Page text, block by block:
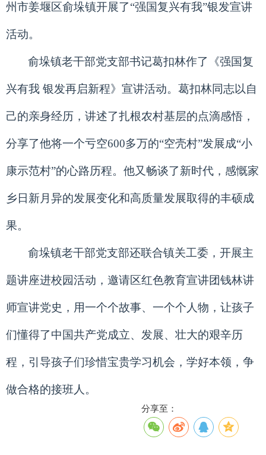
州市姜堰区俞垛镇开展了“强国复兴有我”银发宣讲
活动。
俞垛镇老干部党支部书记葛扣林作了《强国复
兴有我 银发再启新程》宣讲活动。葛扣林同志以自
己的亲身经历，讲述了扎根农村基层的点滴感悟，
分享了他将一个亏空600多万的“空壳村”发展成“小
康示范村”的心路历程。他又畅谈了新时代，感慨家
乡日新月异的发展变化和高质量发展取得的丰硕成
果。
俞垛镇老干部党支部还联合镇关工委，开展主
题讲座进校园活动，邀请区红色教育宣讲团钱林讲
师宣讲党史，用一个个故事、一个个人物，让孩子
们懂得了中国共产党成立、发展、壮大的艰辛历
程，引导孩子们珍惜宝贵学习机会，学好本领，争
做合格的接班人。
分享至：